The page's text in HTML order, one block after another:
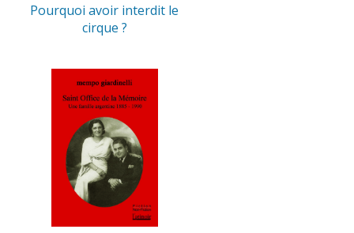
Pourquoi avoir interdit le
cirque ?